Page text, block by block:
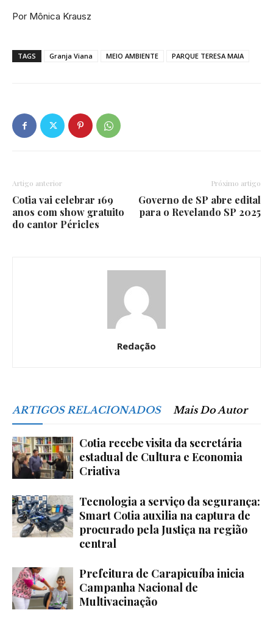
Por Mônica Krausz
TAGS Granja Viana MEIO AMBIENTE PARQUE TERESA MAIA
Artigo anterior
Cotia vai celebrar 169
anos com show gratuito
do cantor Péricles
Próximo artigo
Governo de SP abre edital
para o Revelando SP 2025
Redação
ARTIGOS RELACIONADOS Mais Do Autor
Cotia recebe visita da secretária
estadual de Cultura e Economia
Criativa
Tecnologia a serviço da segurança:
Smart Cotia auxilia na captura de
procurado pela Justiça na região
central
Prefeitura de Carapicuíba inicia
Campanha Nacional de
Multivacinação